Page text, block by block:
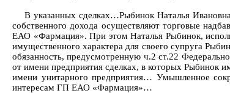
В указанных сделках…Рыбинок Наталья
собственного дохода осуществляют торговые
ЕАО «Фармация». При этом Наталья Рыбинок,
имущественного характера для своего супруга
обязанность, предусмотренную ч.2 ст.22
от имени предприятия сделках, в которых
имени унитарного предприятия… Умышленное
интересам ГП ЕАО «Фармация»…